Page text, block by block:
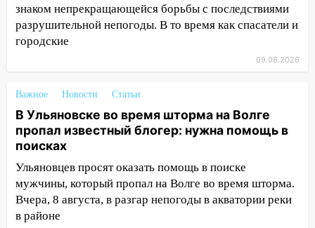
05:05 День, когда всё может
измениться: гороскоп на 9 августа —
три знака получат шанс, который нельзя
20:10
Волге перевернулась лодка
19:55 В Ульяновске упавшее дерево
заблокировало в машине двух женщин
17:15 В Ульяновской области
ремонтируют девять мостов: один уже
готов, ещё два — почти завершены
знаком непрекращающейся борьбы с последствиями
разрушительной непогоды. В то время как спасатели и
городские
09.08.2026
Важное Новости Статьи
В Ульяновске во время шторма на Волге
пропал известный блогер: нужна помощь в
поисках
Ульяновцев просят оказать помощь в поиске
мужчины, который пропал на Волге во время шторма.
Вчера, 8 августа, в разгар непогоды в акватории реки
в районе